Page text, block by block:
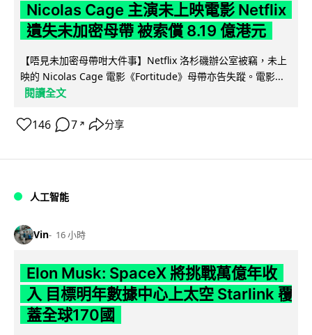
Nicolas Cage 主演未上映電影 Netflix
遺失未加密母帶 被索償 8.19 億港元
【唔見未加密母帶咁大件事】Netflix 洛杉磯辦公室被竊，未上
映的 Nicolas Cage 電影《Fortitude》母帶亦告失蹤。電影...
閱讀全文
146 7 ↗ 分享
人工智能
Vin 16 小時
Elon Musk: SpaceX 將挑戰萬億年收
入 目標明年數據中心上太空 Starlink 覆
蓋全球170國